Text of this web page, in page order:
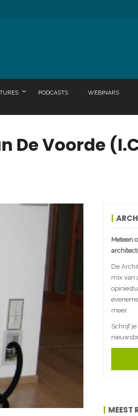
PODCASTS WEBINARS
De Voorde
Meteen
De
mix van
meer.
Schrijf
MEEST